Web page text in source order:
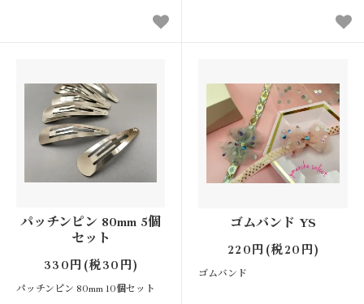
パッチンピン 80mm 5個
セット
330円(税30円)
パッチンピン 80mm 10個セット
ゴムバンド YS
220円(税20円)
ゴムバンド